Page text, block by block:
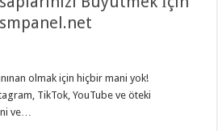
olmak için hiçbir mani yok!
TikTok, YouTube ve öteki
ve…